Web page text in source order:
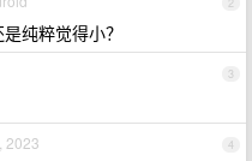
纯粹觉得小？
3
4
2023